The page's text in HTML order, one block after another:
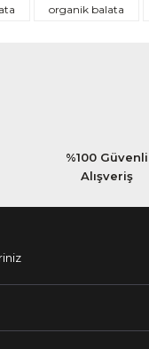
pinleri de yollamayı
organik balata
%100 Güvenli
Alışveriş